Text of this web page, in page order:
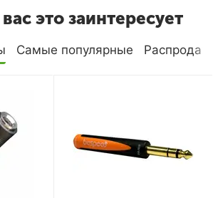
это заинтересует
Самые популярные